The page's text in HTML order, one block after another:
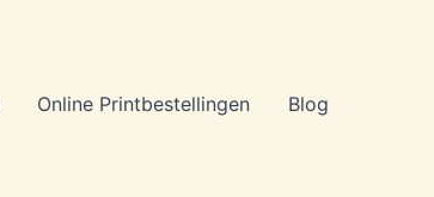
Online Printbestellingen Blog